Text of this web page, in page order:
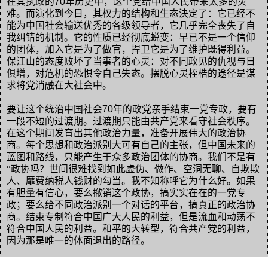
难。而演化到今日，其权力的结构和生态決定了：它已经不
能为中国社会输送优秀的各级领导者，它几乎完全丧失了自
我纠错的机制。它的性质已经彻底蜕变：早已不是一个信仰
的团体，加入它是为了做官，捍卫它是为了维护既得利益。
保江山的态度败坏了当事者的心灵：对不同政见的仇视与日
俱增，对危机的恐惧令自己失态。摆脱心灵桎梏的途径是谋
求将党消融在大社会中。
要让这个统治中国社会70年的政党亲手结束一党专政，要有
一段不短的过渡期。过渡期只能由共产党来看守社会秩序。
在这个期间发育出其他政治力量，准备开展伟大的政治协
商。每个思想和政治派别大可有自己的主张，但中国未来的
蓝图和路线，只能产生于众多政治团体的协商。我们不是有
“政协吗？世间很难找到如此虚伪、做作、空洞无聊、自欺欺
人、靡费纳税人钱财的勾当。我不知称呼它为什么好。如果
有胆量有信心，要么撤销这个政协，搞实实在在的一党专
政；要么给不同政治派别一个对话的平台，搞真正的政治协
商。 结束专制符合中国广大人民的利益，但是流血和动荡不
符合中国人民的利益。和平的大转型，符合共产党的利益，
因为那是唯一的体面退出的路径。